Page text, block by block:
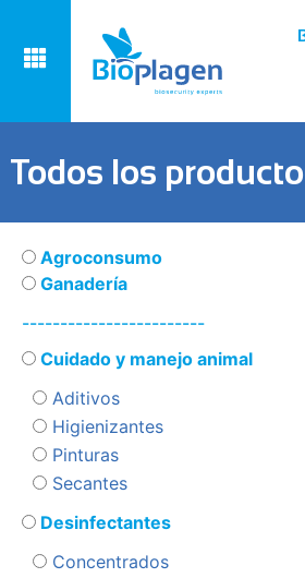
Todos los
Agroconsumo
Ganadería
------------------------
Cuidado y manejo animal
Aditivos
Higienizantes
Pinturas
Secantes
Desinfectantes
Concentrados